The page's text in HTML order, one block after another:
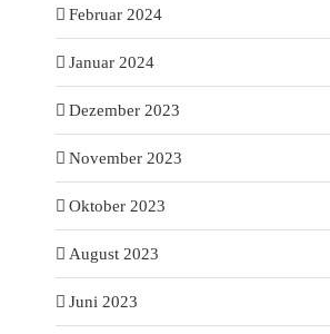
Februar 2024
Januar 2024
Dezember 2023
November 2023
Oktober 2023
August 2023
Juni 2023